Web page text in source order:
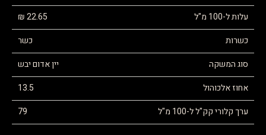
עלות ל-100 מ"ל
22.65 ₪
כשרות
כשר
סוג המשקה
יין אדום יבש
אחוז אלכוהול
13.5
ערך קלורי קק"ל ל-100 מ"ל
79